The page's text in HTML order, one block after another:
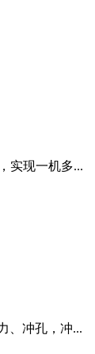
实现一机多...
、冲孔，冲...